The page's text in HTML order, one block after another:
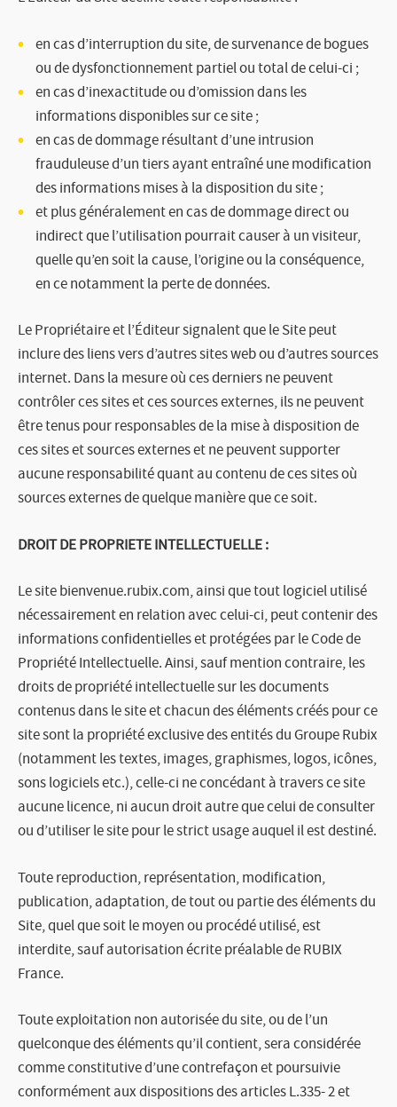
en cas d’interruption du site, de survenance de bogues
ou de dysfonctionnement partiel ou total de celui-ci ;
en cas d’inexactitude ou d’omission dans les
informations disponibles sur ce site ;
en cas de dommage résultant d’une intrusion
frauduleuse d’un tiers ayant entraîné une modification
des informations mises à la disposition du site ;
et plus généralement en cas de dommage direct ou
indirect que l’utilisation pourrait causer à un visiteur,
quelle qu’en soit la cause, l’origine ou la conséquence,
en ce notamment la perte de données.
Le Propriétaire et l’Éditeur signalent que le Site peut
inclure des liens vers d’autres sites web ou d’autres sources
internet. Dans la mesure où ces derniers ne peuvent
contrôler ces sites et ces sources externes, ils ne peuvent
être tenus pour responsables de la mise à disposition de
ces sites et sources externes et ne peuvent supporter
aucune responsabilité quant au contenu de ces sites où
sources externes de quelque manière que ce soit.
DROIT DE PROPRIETE INTELLECTUELLE :
Le site bienvenue.rubix.com , ainsi que tout logiciel utilisé
nécessairement en relation avec celui-ci, peut contenir des
informations confidentielles et protégées par le Code de
Propriété Intellectuelle. Ainsi, sauf mention contraire, les
droits de propriété intellectuelle sur les documents
contenus dans le site et chacun des éléments créés pour ce
site sont la propriété exclusive des entités du Groupe Rubix
(notamment les textes, images, graphismes, logos, icônes,
sons logiciels etc.), celle-ci ne concédant à travers ce site
aucune licence, ni aucun droit autre que celui de consulter
ou d’utiliser le site pour le strict usage auquel il est destiné.
Toute reproduction, représentation, modification,
publication, adaptation, de tout ou partie des éléments du
Site, quel que soit le moyen ou procédé utilisé, est
interdite, sauf autorisation écrite préalable de RUBIX
France.
Toute exploitation non autorisée du site, ou de l’un
quelconque des éléments qu’il contient, sera considérée
comme constitutive d’une contrefaçon et poursuivie
conformément aux dispositions des articles L.335- 2 et